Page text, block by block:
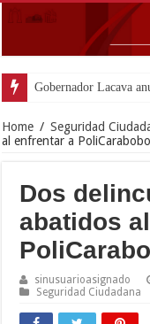
Gobernador Lacava
Home / Seguridad
al enfrentar a PoliCarabobo
Dos
abatidos
sinusuarioasignado
Seguridad Ciudadana